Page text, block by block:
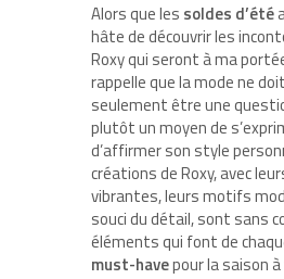
Alors que les soldes d’été
hâte de découvrir les
Roxy qui seront à ma
rappelle que la mode ne
seulement être une
plutôt un moyen de
d’affirmer son style
créations de Roxy, avec
vibrantes, leurs motifs
souci du détail, sont sans
éléments qui font de
must-havepour la saison à